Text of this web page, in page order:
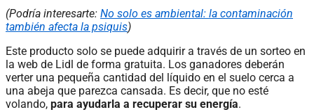
(Podría interesarte: No solo es ambiental: la contaminación
también afecta la psiquis)
Este producto solo se puede adquirir a través de un sorteo en
la web de Lidl de forma gratuita. Los ganadores deberán
verter una pequeña cantidad del líquido en el suelo cerca a
una abeja que parezca cansada. Es decir, que no esté
volando, para ayudarla a recuperar su energía.